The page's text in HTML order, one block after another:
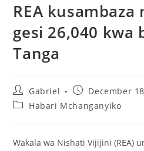
REA
gesi 26,040 kwa
Tanga
Gabriel
December
Habari Mchanganyiko
Wakala wa Nishati Vijijini (REA)